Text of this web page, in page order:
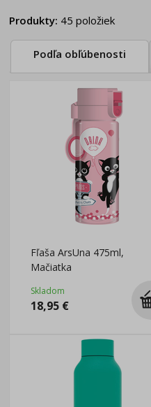
Produkty: 45 položiek
Podľa obľúbenosti
Fľaša ArsUna 475ml,
Mačiatka
Skladom
18,95 €